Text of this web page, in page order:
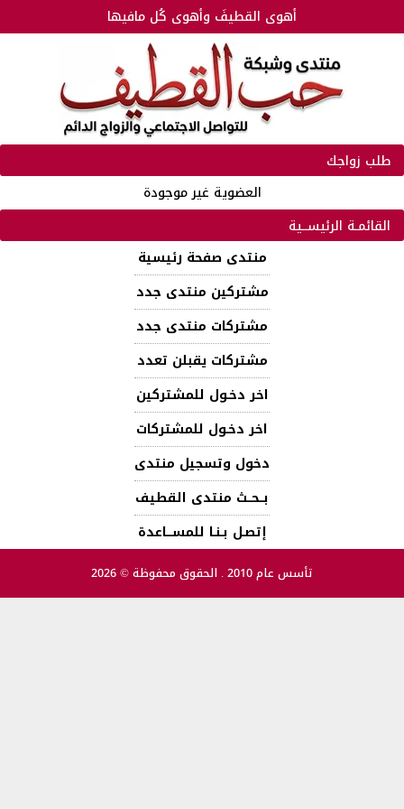
أهوى القطيفَ وأهوى كُل مافيها
طلب زواجك
العضوية غير موجودة
القائمـة الرئيســية
منتدى صفحة رئيسية
مشتركين منتدى جدد
مشتركات منتدى جدد
مشتركات يقبلن تعدد
اخر دخـول للمشتركين
اخر دخـول للمشتركات
دخول وتسجيل منتدى
بــحــث منتدى القطيف
إتصـل بـنـا للمســـاعدة
تأسس عام 2010 . الحقوق محفوظة © 2026